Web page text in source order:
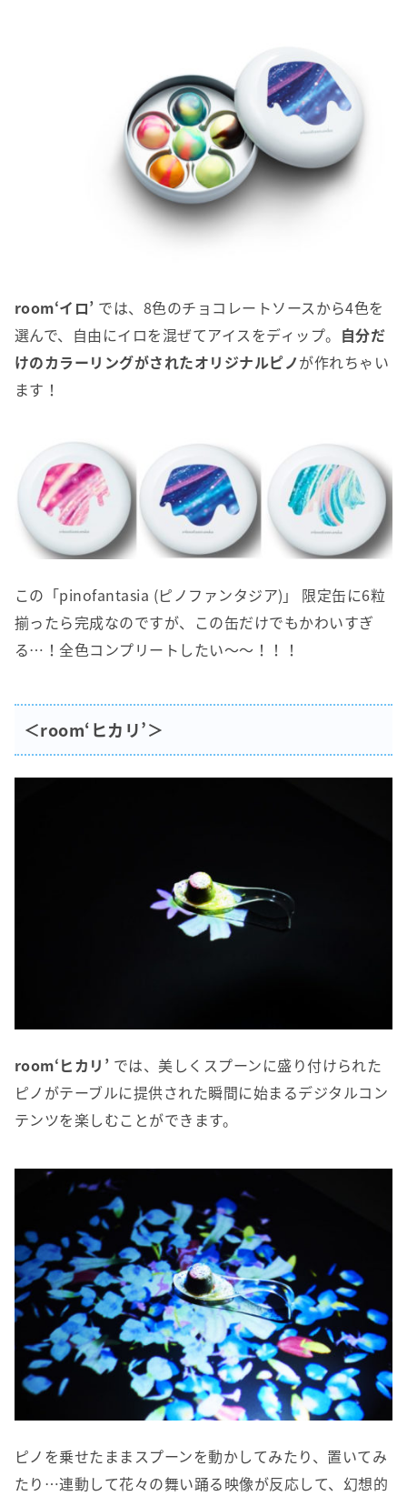
room‘イロ’ では、8色のチョコレートソースから4色を
選んで、自由にイロを混ぜてアイスをディップ。 自分だ
けのカラーリングがされたオリジナルピノが作れちゃい
ます！
この「pinofantasia (ピノファンタジア)」 限定缶に6粒
揃ったら完成なのですが、この缶だけでもかわいすぎ
る…！全色コンプリートしたい〜〜！！！
＜room‘ヒカリ’＞
room‘ヒカリ’ では、美しくスプーンに盛り付けられた
ピノがテーブルに提供された瞬間に始まるデジタルコン
テンツを楽しむことができます。
ピノを乗せたままスプーンを動かしてみたり、置いてみ
たり…連動して花々の舞い踊る映像が反応して、幻想的